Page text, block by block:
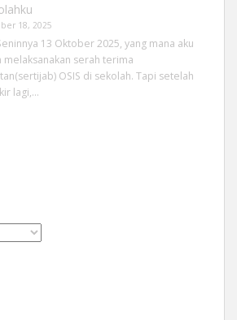
18, 2025
13 Oktober 2025, yang mana aku
melaksanakan serah terima
OSIS di sekolah. Tapi setelah
lagi,…